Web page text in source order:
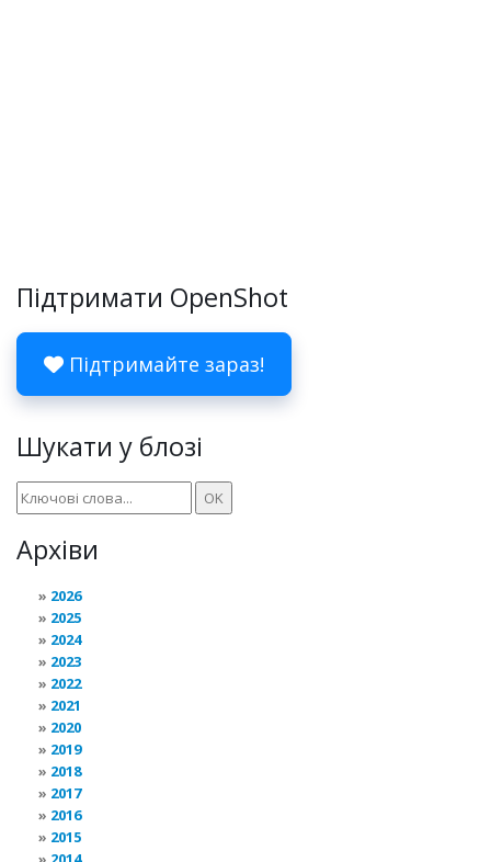
Підтримати OpenShot
Підтримайте зараз!
Шукати у блозі
Архіви
2026
2025
2024
2023
2022
2021
2020
2019
2018
2017
2016
2015